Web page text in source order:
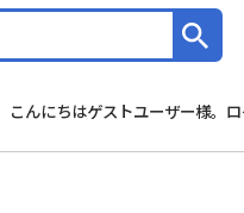
こんにちはゲストユーザー様。